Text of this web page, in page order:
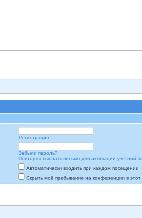
Регистрация
Забыли пароль?
Повторно выслать письмо для активации учётной
Автоматически входить при каждом посещении
Скрыть моё пребывание на конференции в этот